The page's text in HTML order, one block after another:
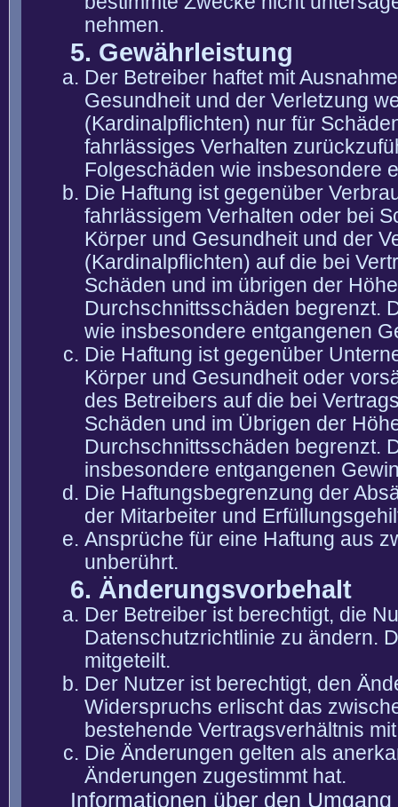
nehmen.
5. Gewährleistung
Der Betreiber haftet mit
Gesundheit und der Verletzung
(Kardinalpflichten) nur für
fahrlässiges Verhalten
Folgeschäden wie insbesondere
Die Haftung ist gegenüber
fahrlässigem Verhalten oder bei
Körper und Gesundheit und der
(Kardinalpflichten) auf die bei
Schäden und im übrigen der
Durchschnittsschäden begrenzt.
wie insbesondere entgangenen
Die Haftung ist gegenüber
Körper und Gesundheit oder
des Betreibers auf die bei
Schäden und im Übrigen der
Durchschnittsschäden begrenzt.
insbesondere entgangenen
Die Haftungsbegrenzung der
der Mitarbeiter und
Ansprüche für eine Haftung aus
unberührt.
6. Änderungsvorbehalt
Der Betreiber ist berechtigt, die
Datenschutzrichtlinie zu ändern.
mitgeteilt.
Der Nutzer ist berechtigt, den
Widerspruchs erlischt das
bestehende Vertragsverhältnis
Die Änderungen gelten als
Änderungen zugestimmt hat.
Informationen über den